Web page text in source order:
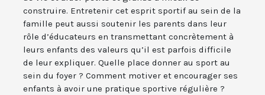
construire. Entretenir cet esprit sportif au sein de la
famille peut aussi soutenir les parents dans leur
rôle d’éducateurs en transmettant concrètement à
leurs enfants des valeurs qu’il est parfois difficile
de leur expliquer. Quelle place donner au sport au
sein du foyer ? Comment motiver et encourager ses
enfants à avoir une pratique sportive régulière ?